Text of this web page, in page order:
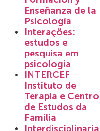
Enseñanza de la
Psicología
Interações:
estudos e
pesquisa em
psicologia
INTERCEF –
Instituto de
Terapia e Centro
de Estudos da
Família
Interdisciplinaria